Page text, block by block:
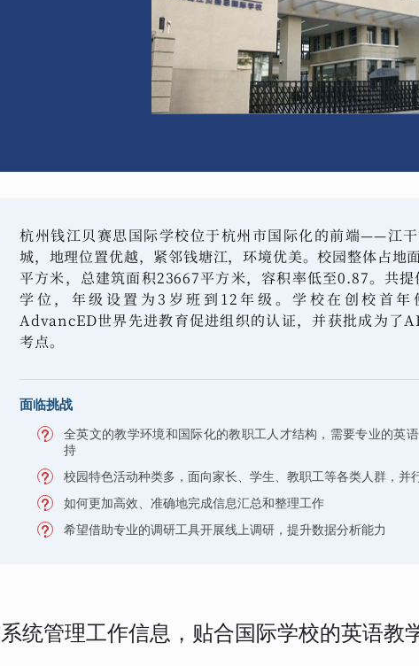
杭州钱江贝赛思国际学校位于杭州市国际化的前端——江
城，地理位置优越，紧邻钱塘江，环境优美。校园整体占地
平方米，总建筑面积23667平方米，容积率低至0.87。共
学位，年级设置为3岁班到12年级。学校在创校首年
AdvancED世界先进教育促进组织的认证，并获批成为了
考点。
面临挑战
全英文的教学环境和国际化的教职工人才结构，需要专业的英
持
校园特色活动种类多，面向家长、学生、教职工等各类人群，并
如何更加高效、准确地完成信息汇总和整理工作
希望借助专业的调研工具开展线上调研，提升数据分析能力
统管理工作信息，贴合国际学校的英语教